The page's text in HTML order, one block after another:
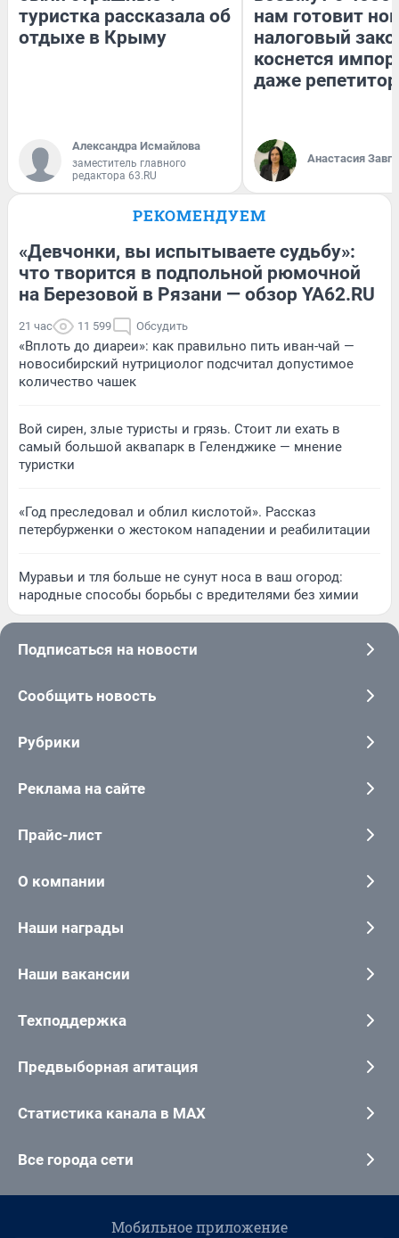
туристка рассказала об
отдыхе в Крыму
Александра Исмайлова
заместитель главного
редактора 63.RU
нам готовит
налоговый
коснется
даже
Анастасия
РЕКОМЕНДУЕМ
«Девчонки, вы испытываете судьбу»:
что творится в подпольной рюмочной
на Березовой в Рязани — обзор YA62.RU
21 час 11 599 Обсудить
«Вплоть до диареи»: как правильно пить иван-чай —
новосибирский нутрициолог подсчитал допустимое
количество чашек
Вой сирен, злые туристы и грязь. Стоит ли ехать в
самый большой аквапарк в Геленджике — мнение
туристки
«Год преследовал и облил кислотой». Рассказ
петербурженки о жестоком нападении и реабилитации
Муравьи и тля больше не сунут носа в ваш огород:
народные способы борьбы с вредителями без химии
Подписаться на новости
Сообщить новость
Рубрики
Реклама на сайте
Прайс-лист
О компании
Наши награды
Наши вакансии
Техподдержка
Предвыборная агитация
Статистика канала в MAX
Все города сети
Мобильное приложение